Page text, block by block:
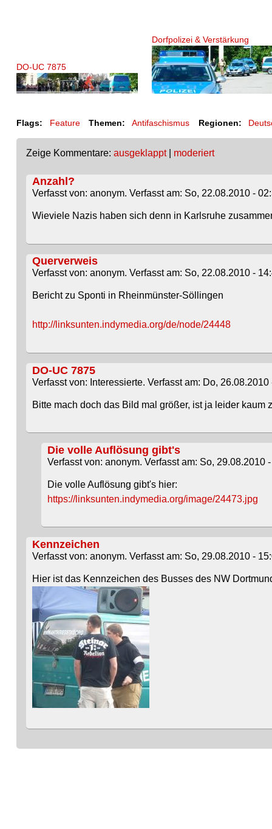
DO-UC 7875
Dorfpolizei & Verstärkung
Flags: Feature Themen: Antifaschismus Regionen:
Zeige Kommentare: ausgeklappt| moderiert
Anzahl?
Verfasst von: anonym. Verfasst am: So, 22.08.2010 -
Wieviele Nazis haben sich denn in Karlsruhe
Querverweis
Verfasst von: anonym. Verfasst am: So, 22.08.2010 -
Bericht zu Sponti in Rheinmünster-Söllingen
http://linksunten.indymedia.org/de/node/24448
DO-UC 7875
Verfasst von: Interessierte. Verfasst am: Do, 26.08.2010
Bitte mach doch das Bild mal größer, ist ja leider kaum
Die volle Auflösung gibt's
Verfasst von: anonym. Verfasst am: So, 29.08.2010
Die volle Auflösung gibt's hier:
https://linksunten.indymedia.org/image/24473.jpg
Kennzeichen
Verfasst von: anonym. Verfasst am: So, 29.08.2010 -
Hier ist das Kennzeichen des Busses des NW